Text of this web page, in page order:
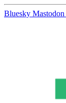
Bluesky Mastodon